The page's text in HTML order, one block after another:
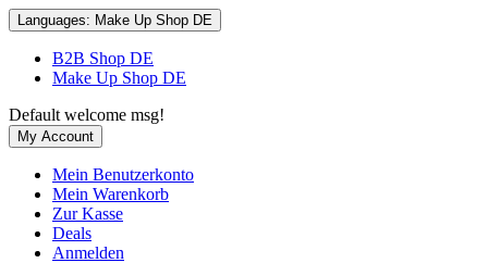
Languages: Make Up Shop DE
B2B Shop DE
Make Up Shop DE
Default welcome msg!
My Account
Mein Benutzerkonto
Mein Warenkorb
Zur Kasse
Deals
Anmelden